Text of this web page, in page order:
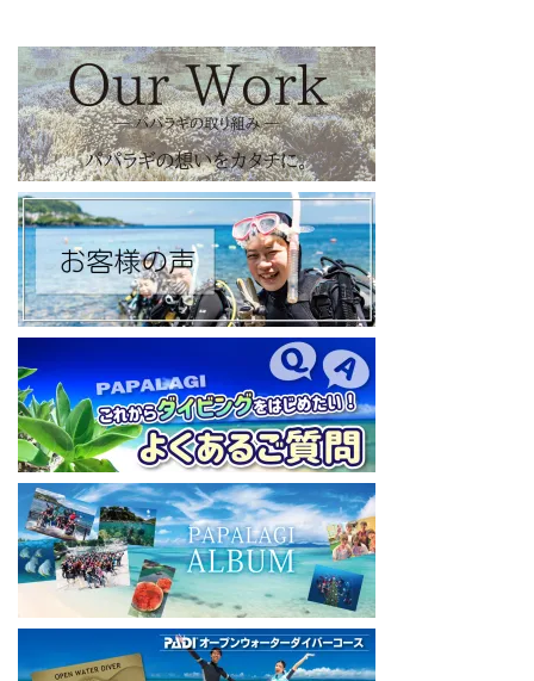
日々の活動状況や報告はXで公開中！
https://x.com/papalagidivers?s=20
【パパラギダイビングスクール Blog
】
お得なイベント告知やツアー情報を知りたい方へ
https://papalagi-blog.com/
◆YouTubeチャンネル登録はコチラから
https://www.youtube.com/channel/UCYG3vspMIHdLQaKA7XNIjD
◆各地の水中世界を紹介するチャンネル、その名も「水中世界」
（サブチャンネル）
https://www.youtube.com/@user-mw1pw2jb4j
【初心者ダイビングライセンスコースはコチラ】
https://www.papalagi.co.jp/databox/data.php/campaign_owd_ja/c
ode
====================================
パパラギダイビングスクール
藤沢本店
神奈川県藤沢市 南藤沢10-4
本社企画部
0466-26-6101
====================================
#ダイビングライセンス #ダイビング #スキューバダイビング